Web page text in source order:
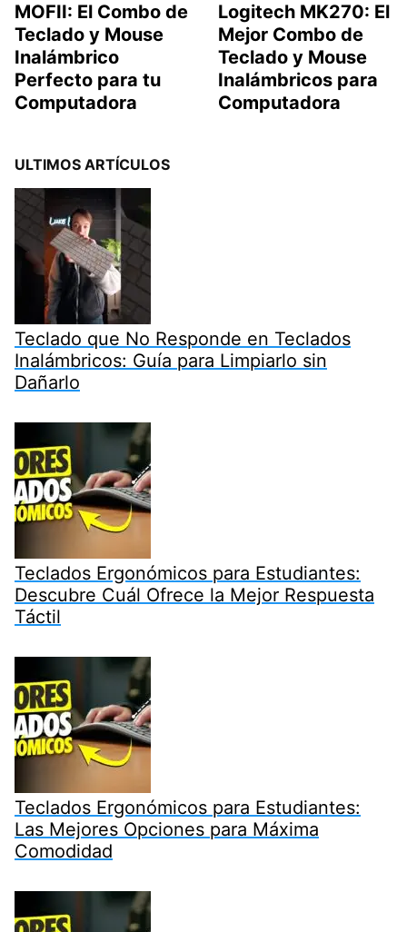
MOFII: El Combo de
Teclado y Mouse
Inalámbrico
Perfecto para tu
Computadora
Logitech MK270: El
Mejor Combo de
Teclado y Mouse
Inalámbricos para
Computadora
ULTIMOS ARTÍCULOS
Teclado que No Responde en Teclados
Inalámbricos: Guía para Limpiarlo sin
Dañarlo
Teclados Ergonómicos para Estudiantes:
Descubre Cuál Ofrece la Mejor Respuesta
Táctil
Teclados Ergonómicos para Estudiantes:
Las Mejores Opciones para Máxima
Comodidad